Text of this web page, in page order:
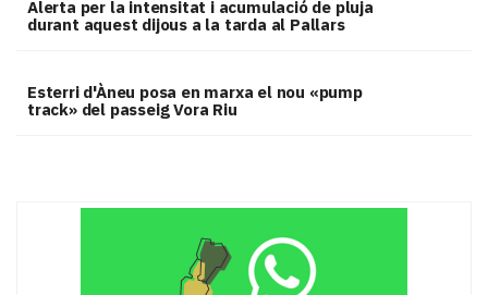
Alerta per la intensitat i acumulació de pluja
durant aquest dijous a la tarda al Pallars
Esterri d'Àneu posa en marxa el nou «pump
track» del passeig Vora Riu